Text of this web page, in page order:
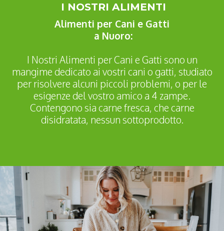
I NOSTRI ALIMENTI
Alimenti per Cani e Gatti
a Nuoro:
I Nostri Alimenti per Cani e Gatti sono un
mangime dedicato ai vostri cani o gatti, studiato
per risolvere alcuni piccoli problemi, o per le
esigenze del vostro amico a 4 zampe.
Contengono sia carne fresca, che carne
disidratata, nessun sottoprodotto.